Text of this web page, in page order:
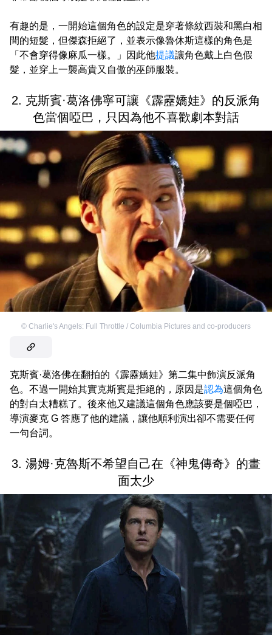
有趣的是，一開始這個角色的設定是穿著條紋西裝和黑白相
間的短髮，但傑森拒絕了，並表示像魯休斯這樣的角色是
「不會穿得像麻瓜一樣。」因此他提議讓角色戴上白色假
髮，並穿上一襲高貴又自傲的巫師服裝。
2. 克斯賓·葛洛佛寧可讓《霹靂嬌娃》的反派角
色當個啞巴，只因為他不喜歡劇本對話
© Charlie's Angels: Full Throttle / Columbia Pictures and co-producers
克斯賓·葛洛佛在翻拍的《霹靂嬌娃》第二集中飾演反派角
色。不過一開始其實克斯賓是拒絕的，原因是認為這個角色
的對白太糟糕了。後來他又建議這個角色應該要是個啞巴，
導演麥克 G 答應了他的建議，讓他順利演出卻不需要任何
一句台詞。
3. 湯姆·克魯斯不希望自己在《神鬼傳奇》的畫
面太少